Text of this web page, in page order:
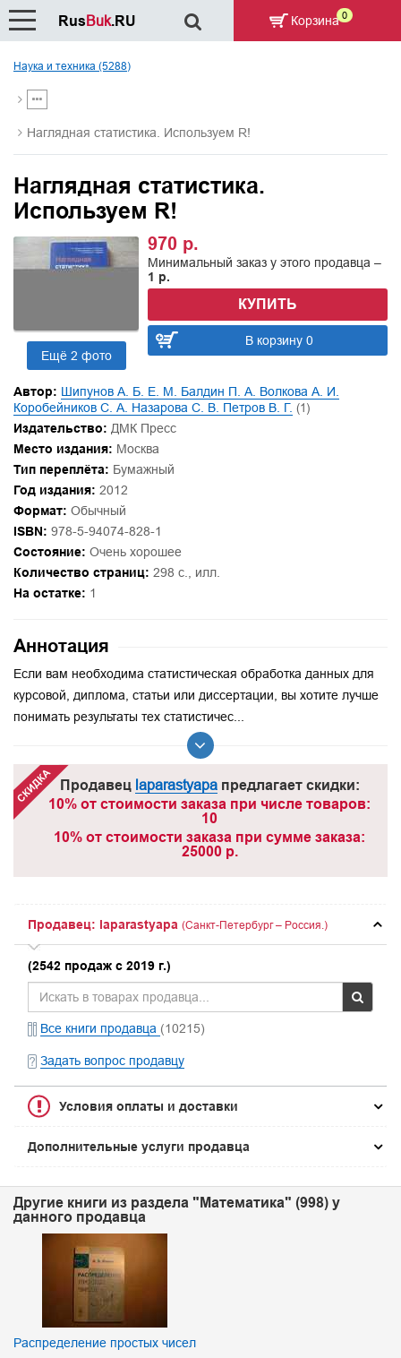
Наука и техника (5288)
Наглядная статистика. Используем R!
Наглядная статистика.
Используем R!
Ещё 2 фото
970 р.
Минимальный заказ у этого продавца –
1 р.
КУПИТЬ
В корзину 0
Автор: Шипунов А. Б. Е. М. Балдин П. А. Волкова А. И.
Коробейников С. А. Назарова С. В. Петров В. Г. (1)
Издательство: ДМК Пресс
Место издания: Москва
Тип переплёта: Бумажный
Год издания: 2012
Формат: Обычный
ISBN: 978-5-94074-828-1
Состояние: Очень хорошее
Количество страниц: 298 с., илл.
На остатке: 1
Аннотация
Если вам необходима статистическая обработка данных для
курсовой, диплома, статьи или диссертации, вы хотите лучше
понимать результаты тех статистичес...
Продавец laparastyapaпредлагает скидки:
10% от стоимости заказа при числе товаров:
10
10% от стоимости заказа при сумме заказа:
25000 р.
Продавец: laparastyapa (Санкт-Петербург – Россия.)
(2542 продаж с 2019 г.)
Все книги продавца (10215)
Задать вопрос продавцу
Условия оплаты и доставки
Дополнительные услуги продавца
Другие книги из раздела "Математика" (998) у
данного продавца
Распределение простых чисел
RusBuk.RU Корзина 0